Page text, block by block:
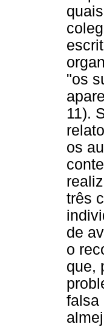
"os
11).
os
três
de
o
que,
falsa